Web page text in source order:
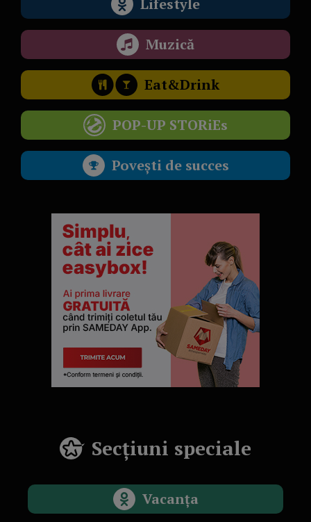
Muzică
Eat&Drink
POP-UP STORiEs
Povești de succes
Secțiuni speciale
Vacanța